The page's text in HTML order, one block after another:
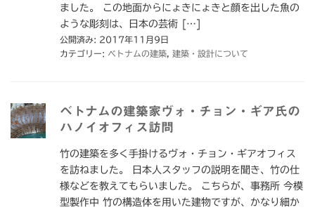
ました。 この地面からにょきにょきと顔を出した魚の
ような彫刻は、日本の芸術 […]
公開済み: 2017年11月9日
カテゴリー: ベトナムの建築 建築・設計について
ベトナムの建築家ヴォ・チョン・ギア氏の
ハノイオフィス訪問
竹の建築を多く手掛けるヴォ・チョン・ギアオフィス
を訪ねました。 日本人スタッフの説明を聞き、竹の仕
様などを教えてもらいました。 こちらが、事務所 今模
型製作中 竹の構造体を用いた建物ですが、かなり細か